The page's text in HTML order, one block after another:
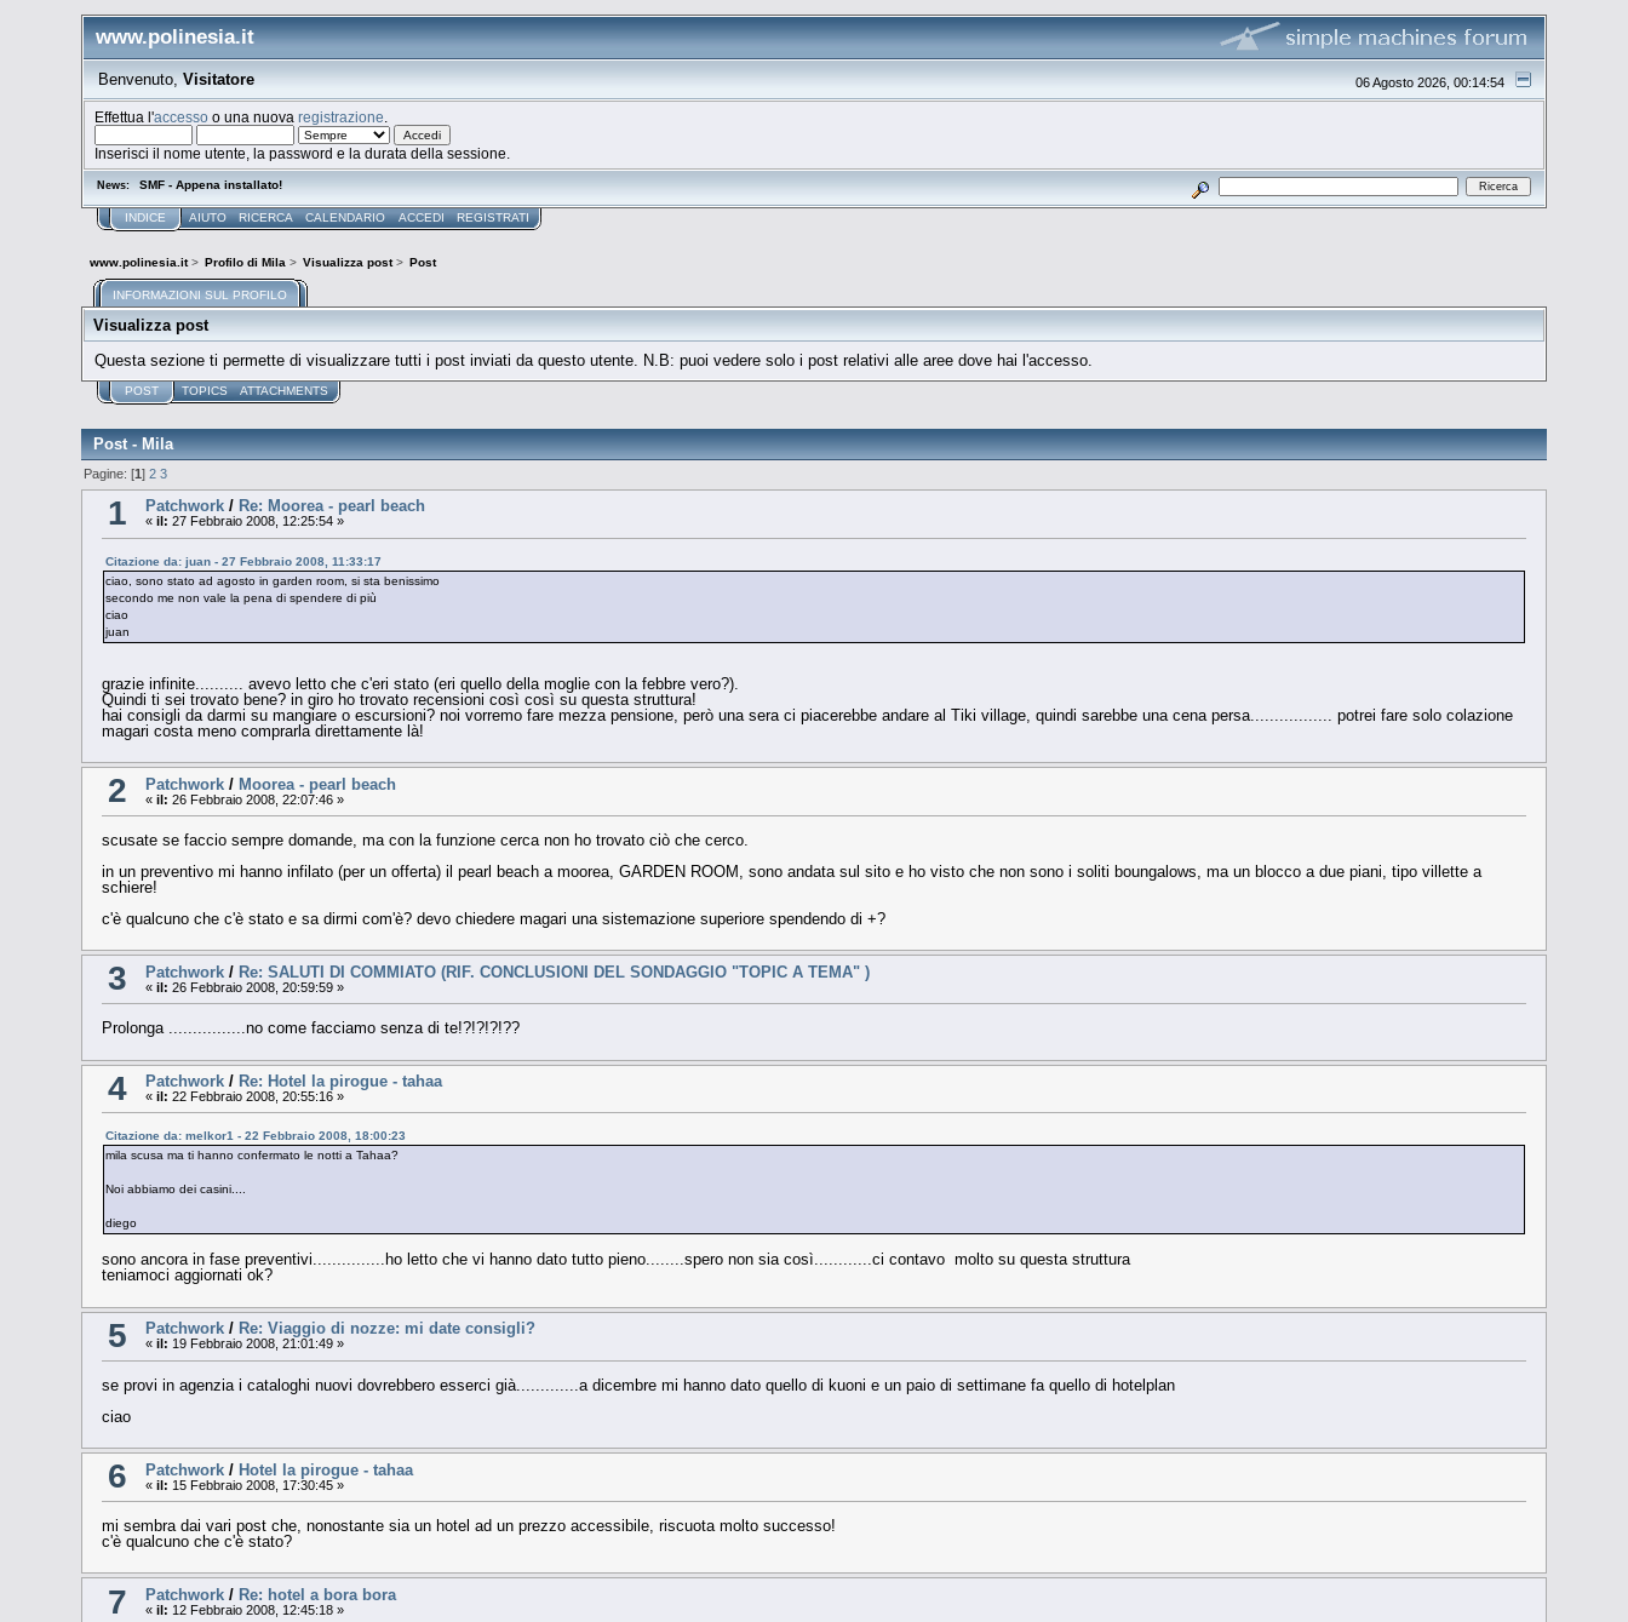
www.polinesia.it
06 Agosto 2026, 00:14:54
Benvenuto, Visitatore
Effettua l'accesso o una nuovaregistrazione
Inserisci il nome utente, la password e la durata della sessione.
News: SMF - Appena installato!
INDICE AIUTO RICERCA CALENDARIO ACCEDI REGISTRATI
www.polinesia.it> Profilo di Mila> Visualizza post> Post
INFORMAZIONI SUL PROFILO
Visualizza post
Questa sezione ti permette di visualizzare tutti i post inviati da questo utente. N.B: puoi vedere solo i post relativi alle aree dove hai l'accesso.
POST TOPICS ATTACHMENTS
Post - Mila
Pagine: [1]2 3
1 Patchwork/ Re: Moorea - pearl beach
« il: 27 Febbraio 2008, 12:25:54 »
Citazione da: juan - 27 Febbraio 2008, 11:33:17
ciao, sono stato ad agosto in garden room, si sta benissimo
secondo me non vale la pena di spendere di più
ciao
juan
grazie infinite.......... avevo letto che c'eri stato (eri quello della moglie con la febbre vero?).
Quindi ti sei trovato bene? in giro ho trovato recensioni così così su questa struttura!
hai consigli da darmi su mangiare o escursioni? noi vorremo fare mezza pensione, però una sera ci piacerebbe andare al Tiki village, quindi sarebbe una cena persa................. potrei fare solo colazione
magari costa meno comprarla direttamente là!
2 Patchwork/ Moorea - pearl beach
« il: 26 Febbraio 2008, 22:07:46 »
scusate se faccio sempre domande, ma con la funzione cerca non ho trovato ciò che cerco.
in un preventivo mi hanno infilato (per un offerta) il pearl beach a moorea, GARDEN ROOM, sono andata sul sito e ho visto che non sono i soliti boungalows, ma un blocco a due piani, tipo villette a
schiere!
c'è qualcuno che c'è stato e sa dirmi com'è? devo chiedere magari una sistemazione superiore spendendo di +?
3 Patchwork/ Re: SALUTI DI COMMIATO (RIF. CONCLUSIONI DEL SONDAGGIO "TOPIC A TEMA" )
« il: 26 Febbraio 2008, 20:59:59 »
Prolonga ................no come facciamo senza di te!?!?!?!??
4 Patchwork/ Re: Hotel la pirogue - tahaa
« il: 22 Febbraio 2008, 20:55:16 »
Citazione da: melkor1 - 22 Febbraio 2008, 18:00:23
mila scusa ma ti hanno confermato le notti a Tahaa?
Noi abbiamo dei casini....
diego
sono ancora in fase preventivi...............ho letto che vi hanno dato tutto pieno........spero non sia così............ci contavo molto su questa struttura
teniamoci aggiornati ok?
5 Patchwork/ Re: Viaggio di nozze: mi date consigli?
« il: 19 Febbraio 2008, 21:01:49 »
se provi in agenzia i cataloghi nuovi dovrebbero esserci già.............a dicembre mi hanno dato quello di kuoni e un paio di settimane fa quello di hotelplan
ciao
6 Patchwork/ Hotel la pirogue - tahaa
« il: 15 Febbraio 2008, 17:30:45 »
mi sembra dai vari post che, nonostante sia un hotel ad un prezzo accessibile, riscuota molto successo!
c'è qualcuno che c'è stato?
7 Patchwork/ Re: hotel a bora bora
« il: 12 Febbraio 2008, 12:45:18 »